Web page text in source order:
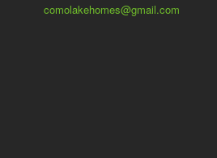
comolakehomes@gmail.com